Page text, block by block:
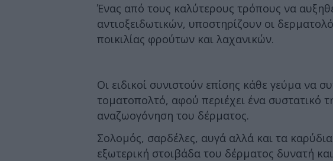
Ένας από τους καλύτερους τρόπους να
αντιοξειδωτικών, υποστηρίζουν οι
ποικιλίας φρούτων και λαχανικών.
Οι ειδικοί συνιστούν επίσης κάθε γεύμα να
τοματοπολτό, αφού περιέχει ένα συστατικό
αναζωογόνηση του δέρματος.
Σολομός, σαρδέλες, αυγά αλλά και τα
εξωτερική στοιβάδα του δέρματος δυνατή